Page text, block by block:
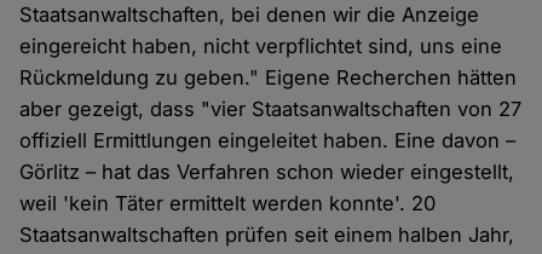
Staatsanwaltschaften, bei denen wir die Anzeige
eingereicht haben, nicht verpflichtet sind, uns eine
Rückmeldung zu geben." Eigene Recherchen hätten
aber gezeigt, dass "vier Staatsanwaltschaften von 27
offiziell Ermittlungen eingeleitet haben. Eine davon –
Görlitz – hat das Verfahren schon wieder eingestellt,
weil 'kein Täter ermittelt werden konnte'. 20
Staatsanwaltschaften prüfen seit einem halben Jahr,